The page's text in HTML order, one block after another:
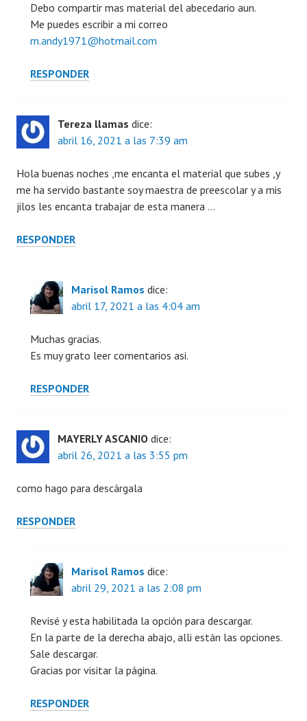
Debo compartir mas material del abecedario aun.
Me puedes escribir a mi correo
m.andy1971@hotmail.com
RESPONDER
Tereza llamas dice:
abril 16, 2021 a las 7:39 am
Hola buenas noches ,me encanta el material que subes ,y
me ha servido bastante soy maestra de preescolar y a mis
jilos les encanta trabajar de esta manera …
RESPONDER
Marisol Ramos dice:
abril 17, 2021 a las 4:04 am
Muchas gracias.
Es muy grato leer comentarios asi.
RESPONDER
MAYERLY ASCANIO dice:
abril 26, 2021 a las 3:55 pm
como hago para descárgala
RESPONDER
Marisol Ramos dice:
abril 29, 2021 a las 2:08 pm
Revisé y esta habilitada la opción para descargar.
En la parte de la derecha abajo, alli están las opciones.
Sale descargar.
Gracias por visitar la página.
RESPONDER